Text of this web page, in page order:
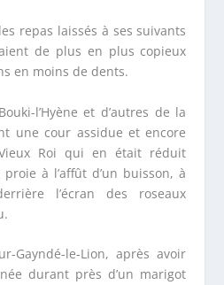
repas laissés à ses suivants
de plus en plus copieux
en moins de dents.
l’Hyène et d’autres de la
une cour assidue et encore
Roi qui en était réduit
à l’affût d’un buisson, à
l’écran des roseaux
Gayndé-le-Lion, après avoir
durant près d’un marigot